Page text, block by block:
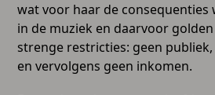
wat voor haar de consequenties
in de muziek en daarvoor
strenge restricties: geen
en vervolgens geen inkomen.